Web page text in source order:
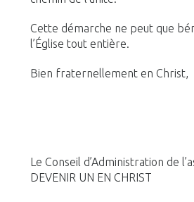
Cette démarche ne peut que
l’Église tout entière.
Bien fraternellement en Christ,
Le Conseil d’Administration de
DEVENIR UN EN CHRIST